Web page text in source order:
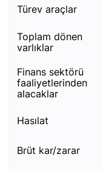
türev araçlar
toplam dönen
varlıklar
finans sektörü
faaliyetlerinden
alacaklar
hasılat
brüt kar/zarar